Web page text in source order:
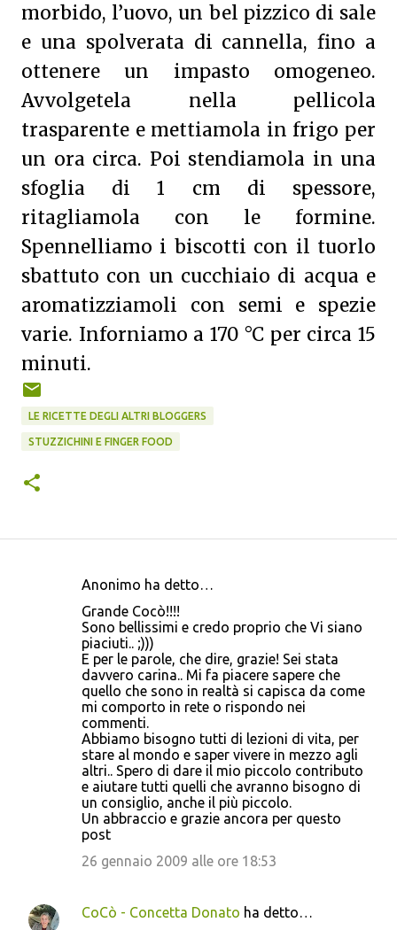
morbido, l’uovo, un bel pizzico di sale
e una spolverata di cannella, fino a
ottenere un impasto omogeneo.
Avvolgetela nella pellicola
trasparente e mettiamola in frigo per
un ora circa. Poi stendiamola in una
sfoglia di 1 cm di spessore,
ritagliamola con le formine.
Spennelliamo i biscotti con il tuorlo
sbattuto con un cucchiaio di acqua e
aromatizziamoli con semi e spezie
varie. Inforniamo a 170 °C per circa 15
minuti.
LE RICETTE DEGLI ALTRI BLOGGERS
STUZZICHINI E FINGER FOOD
Anonimo ha detto…
Grande Cocò!!!!
Sono bellissimi e credo proprio che Vi siano
piaciuti.. ;)))
E per le parole, che dire, grazie! Sei stata
davvero carina.. Mi fa piacere sapere che
quello che sono in realtà si capisca da come
mi comporto in rete o rispondo nei
commenti.
Abbiamo bisogno tutti di lezioni di vita, per
stare al mondo e saper vivere in mezzo agli
altri.. Spero di dare il mio piccolo contributo
e aiutare tutti quelli che avranno bisogno di
un consiglio, anche il più piccolo.
Un abbraccio e grazie ancora per questo
post
26 gennaio 2009 alle ore 18:53
CoCò - Concetta Donato ha detto…